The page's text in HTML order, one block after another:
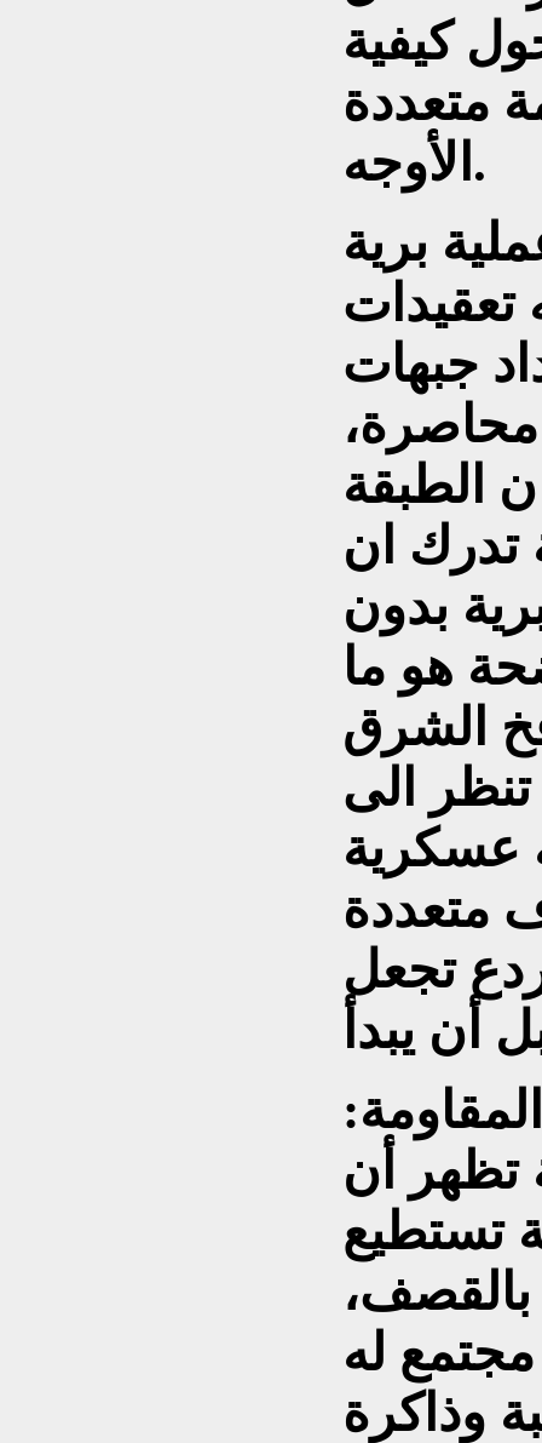
كيفية
متعددة
الأوجه.
برية
تعقيدات
جبهات
محاصرة،
الطبقة
تدرك ان
بدون
هو ما
الشرق
الى
عسكرية
متعددة
تجعل
تظهر أن
تستطيع
بالقصف،
له
وذاكرة